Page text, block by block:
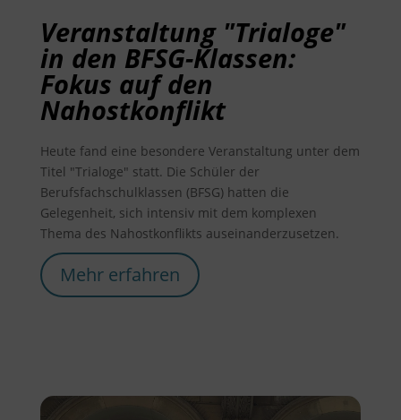
Veranstaltung "Trialoge"
in den BFSG-Klassen:
Fokus auf den
Nahostkonflikt
Heute fand eine besondere Veranstaltung unter dem
Titel "Trialoge" statt. Die Schüler der
Berufsfachschulklassen (BFSG) hatten die
Gelegenheit, sich intensiv mit dem komplexen
Thema des Nahostkonflikts auseinanderzusetzen.
Mehr erfahren